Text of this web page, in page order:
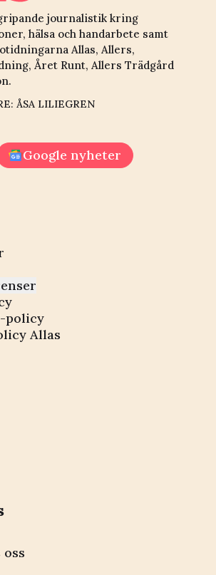
journalistik kring
hälsa och handarbete samt
Allas, Allers,
Året Runt, Allers Trädgård
ÅSA LILIEGREN
Google nyheter
policy
Allas